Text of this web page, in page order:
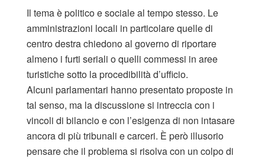
Il tema è politico e sociale al tempo stesso. Le
amministrazioni locali in particolare quelle di
centro destra chiedono al governo di riportare
almeno i furti seriali o quelli commessi in aree
turistiche sotto la procedibilità d’ufficio.
Alcuni parlamentari hanno presentato proposte in
tal senso, ma la discussione si intreccia con i
vincoli di bilancio e con l’esigenza di non intasare
ancora di più tribunali e carceri. È però illusorio
pensare che il problema si risolva con un colpo di